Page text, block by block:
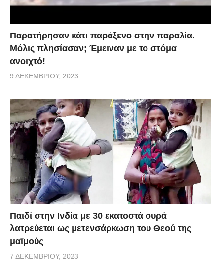
Παρατήρησαν κάτι παράξενο στην παραλία.
Μόλις πλησίασαν; Έμειναν με το στόμα
ανοιχτό!
9 ΔΕΚΕΜΒΡΊΟΥ, 2023
Παιδί στην Ινδία με 30 εκατοστά ουρά
λατρεύεται ως μετενσάρκωση του Θεού της
μαϊμούς
7 ΔΕΚΕΜΒΡΊΟΥ, 2023